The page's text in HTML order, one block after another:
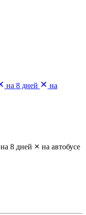
на 8 дней
на
на 8 дней
на автобусе